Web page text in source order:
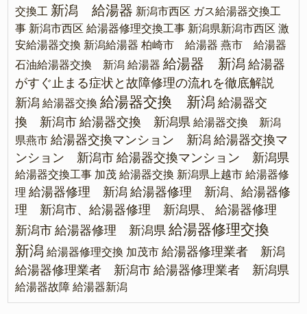
交換工 新潟 給湯器 新潟市西区 ガス給湯器交換工
事 新潟市西区 給湯器修理交換工事 新潟県新潟市西区 激
安給湯器交換 新潟給湯器 柏崎市 給湯器 燕市 給湯器
石油給湯器交換 新潟 給湯器 給湯器 新潟 給湯器
がすぐ止まる症状と故障修理の流れを徹底解説
新潟 給湯器交換 給湯器交換 新潟 給湯器交
換 新潟市 給湯器交換 新潟県 給湯器交換 新潟
県燕市 給湯器交換マンション 新潟 給湯器交換マ
ンション 新潟市 給湯器交換マンション 新潟県
給湯器交換工事 加茂 給湯器交換 新潟県上越市 給湯器修
理 給湯器修理 新潟 給湯器修理 新潟、給湯器修
理 新潟市、給湯器修理 新潟県、
給湯器修理
新潟市 給湯器修理 新潟県 給湯器修理交換
新潟 給湯器修理交換 加茂市 給湯器修理業者 新潟
給湯器修理業者 新潟市 給湯器修理業者 新潟県
給湯器故障 給湯器新潟